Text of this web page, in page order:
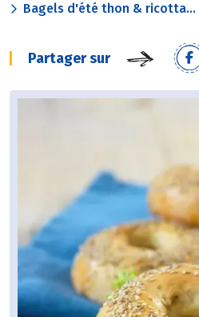
Bagels d'été thon & ricotta...
Partager sur